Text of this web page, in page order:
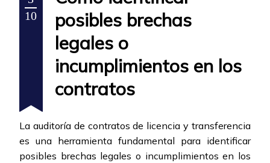
10
posibles brechas
legales o
incumplimientos en los
contratos
La auditoría de contratos de licencia y transferencia
es una herramienta fundamental para identificar
posibles brechas legales o incumplimientos en los